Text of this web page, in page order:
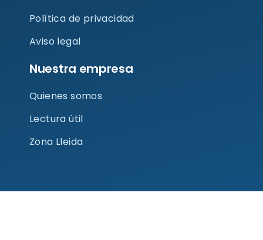
p m
Política de privacidad
Aviso legal
Nuestra empresa
Quienes somos
Lectura útil
Zona Lleida